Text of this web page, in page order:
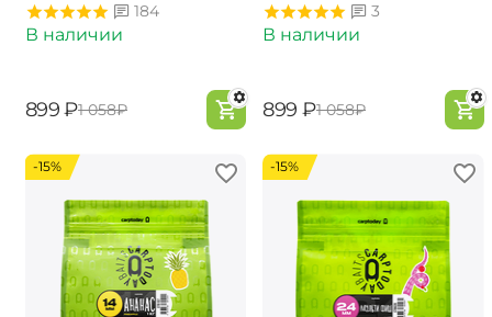
184
В наличии
‍899‍ ₽‍1 058‍₽
3
В наличии
‍899‍ ₽‍1 058‍₽
-15% -15%